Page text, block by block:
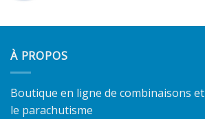
À PROPOS
Boutique en ligne de combinaisons
le parachutisme